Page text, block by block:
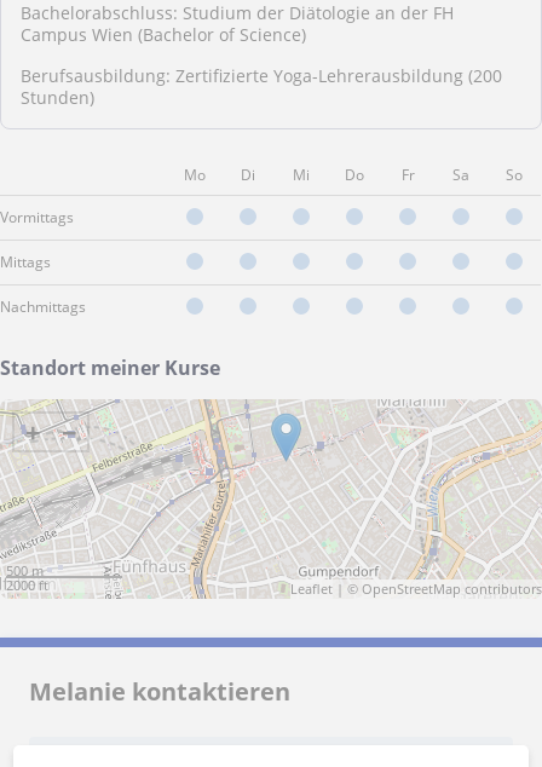
Bachelorabschluss: Studium der Diätologie an der FH
Campus Wien (Bachelor of Science)
Berufsausbildung: Zertifizierte Yoga-Lehrerausbildung (200
Stunden)
Mo Di Mi Do Fr Sa So
Vormittags
Mittags
Nachmittags
Standort meiner Kurse
+ −
500 m
2000 ft
Leaflet| © OpenStreetMap contributors
Melanie kontaktieren